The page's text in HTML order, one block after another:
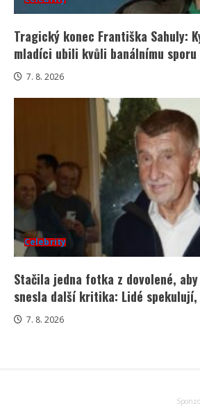
Tragický konec Františka Sahuly:
mladíci ubili kvůli banálnímu sporu
7. 8. 2026
Celebrity
Stačila jedna fotka z dovolené,
snesla další kritika: Lidé spekulují,
7. 8. 2026